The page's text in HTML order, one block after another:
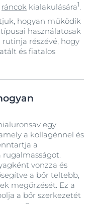
ráncok kialakulására1.
hogyan működik
használatosak
részévé, hogy
és fiatalos
egy
a kollagénnel és
a
rugalmasságot.
vonzza és
a bőr teltebb,
megőrzését. Ez a
a bőr szerkezetét